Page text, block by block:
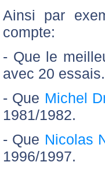
Ainsi par
compte:
- Que le
avec 20 essais.
- Que Michel
1981/1982.
- Que Nicolas
1996/1997.